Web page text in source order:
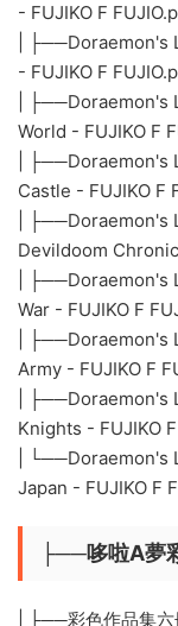
- FUJIKO F
| ├──Doraemon's
- FUJIKO F
| ├──Doraemon's
World - FUJIKO F
| ├──Doraemon's
Castle - FUJIKO F
| ├──Doraemon's
Devildoom
| ├──Doraemon's
War - FUJIKO F
| ├──Doraemon's
Army - FUJIKO F
| ├──Doraemon's
Knights - FUJIKO
| └──Doraemon's
Japan - FUJIKO F
├──哆啦A夢
| ├──彩色作品集